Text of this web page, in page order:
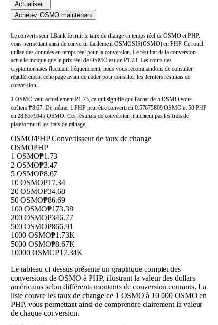
Actualiser
Achetez OSMO maintenant
Le convertisseur LBank fournit le taux de change en temps réel de OSMO et PHP,
vous permettant ainsi de convertir facilement OSMOSIS(OSMO) en PHP. Cet outil
utilise des données en temps réel pour la conversion. Le résultat de la conversion
actuelle indique que le prix réel de OSMO est de ₱1.73. Les cours des
cryptomonnaies fluctuant fréquemment, nous vous recommandons de consulter
régulièrement cette page avant de trader pour consulter les derniers résultats de
conversion.
1 OSMO vaut actuellement ₱1.73, ce qui signifie que l'achat de 5 OSMO vous
coûtera ₱8.67. De même, 1 PHP peut être converti en 0.57675809 OSMO et 50 PHP
en 28.8379045 OSMO. Ces résultats de conversion n'incluent pas les frais de
plateforme ni les frais de minage.
OSMO/PHP Convertisseur de taux de change
OSMOPHP
1 OSMO₱1.73
2 OSMO₱3.47
5 OSMO₱8.67
10 OSMO₱17.34
20 OSMO₱34.68
50 OSMO₱86.69
100 OSMO₱173.38
200 OSMO₱346.77
500 OSMO₱866.91
1000 OSMO₱1.73K
5000 OSMO₱8.67K
10000 OSMO₱17.34K
Le tableau ci-dessus présente un graphique complet des
conversions de OSMO à PHP, illustrant la valeur des dollars
américains selon différents montants de conversion courants. La
liste couvre les taux de change de 1 OSMO à 10 000 OSMO en
PHP, vous permettant ainsi de comprendre clairement la valeur
de chaque conversion.